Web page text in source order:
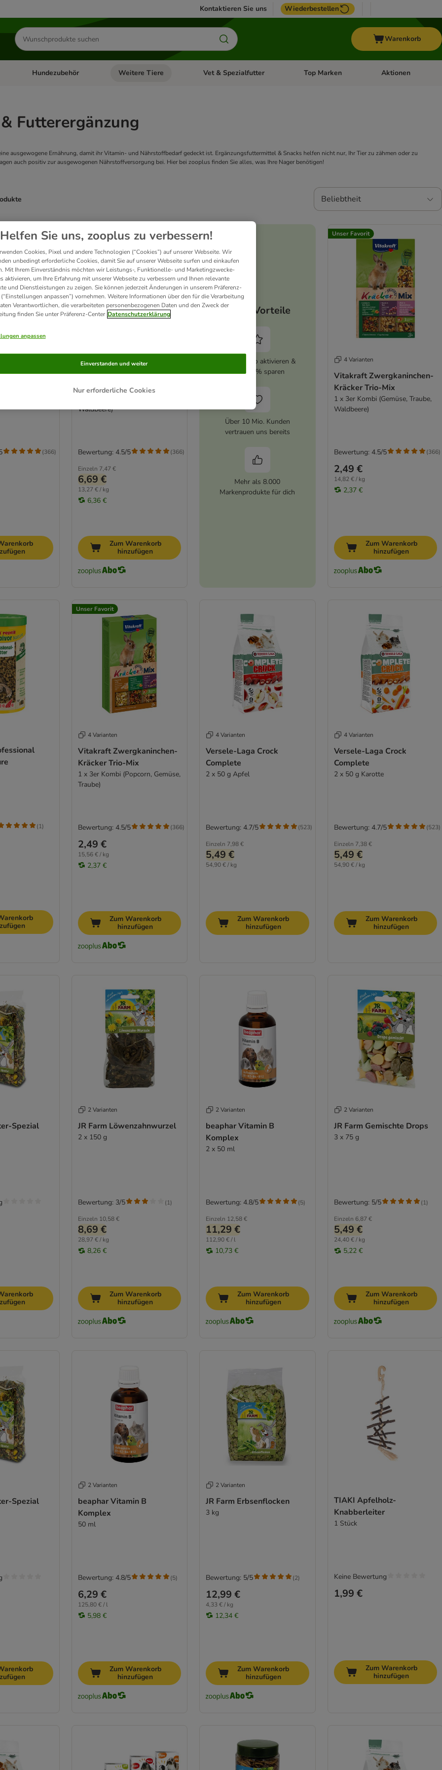
Kontaktieren Sie uns Wiederbestellen
Produkte
suchen
Warenkorb
Katzenzubehör
Kategorie-Menü öffnen: Hundefutter
Hundezubehör Kategorie-Menü öffnen: Hundezubehör
Weitere Tiere Kategorie-Menü öffnen: Weitere Tiere
Vet & Spezialfutter Kategorie-Menü öffnen: Vet & Spezialfutter
Top Marken Kategorie-Menü
Aktionen
Futterergänzung
ausgewogene Ernährung, damit ihr Vitamin- und Nährstoffbedarf gedeckt ist. Ergänzungsfuttermittel & Snacks helfen nicht nur, Ihr Tier zu zähmen oder zu
auch positiv zur ausgewogenen Nährstoffversorgung bei. Hier bei zooplus finden Sie alles, was Ihre Nager benötigen!
Beliebtheit
been changed
Gemüse,
(366)
Unser Favorit
Vitakraft Zwergkaninchen-
Kräcker Trio-Mix
Waldbeere)
Einzeln 7,47 €
6,69 €
13,27 € / kg
6,36 €
Bewertung: 4.5/5 (366)
Zum Warenkorb
hinzufügen
Deine Vorteile
zooplus Abo aktivieren &
immer 5% sparen
Über 10 Mio. Kunden
vertrauen uns bereits
Mehr als 8.000
Markenprodukte für dich
Unser Favorit
4 Varianten
Vitakraft Zwergkaninchen-
Kräcker Trio-Mix
1 x 3er Kombi (Gemüse, Traube,
Waldbeere)
2,49 €
14,82 € / kg
2,37 €
Bewertung: 4.5/5 (366)
Zum Warenkorb
hinzufügen
(1)
Unser Favorit
4 Varianten
Vitakraft Zwergkaninchen-
Kräcker Trio-Mix
1 x 3er Kombi (Popcorn, Gemüse,
Traube)
2,49 €
15,56 € / kg
2,37 €
Bewertung: 4.5/5 (366)
Zum Warenkorb
hinzufügen
4 Varianten
Versele-Laga Crock
Complete
2 x 50 g Apfel
Einzeln 7,98 €
5,49 €
54,90 € / kg
Bewertung: 4.7/5 (523)
Zum Warenkorb
hinzufügen
4 Varianten
Versele-Laga Crock
Complete
2 x 50 g Karotte
Einzeln 7,38 €
5,49 €
54,90 € / kg
Bewertung: 4.7/5 (523)
Zum Warenkorb
hinzufügen
Spezial
2 Varianten
JR Farm Löwenzahnwurzel
2 x 150 g
Einzeln 10,58 €
8,69 €
28,97 € / kg
8,26 €
Bewertung: 3/5 (1)
Zum Warenkorb
hinzufügen
2 Varianten
beaphar Vitamin B
Komplex
2 x 50 ml
Einzeln 12,58 €
11,29 €
112,90 € / l
10,73 €
Bewertung: 4.8/5 (5)
Zum Warenkorb
hinzufügen
2 Varianten
JR Farm Gemischte Drops
3 x 75 g
Einzeln 6,87 €
5,49 €
24,40 € / kg
5,22 €
Bewertung: 5/5 (1)
Zum Warenkorb
hinzufügen
Spezial
2 Varianten
beaphar Vitamin B
Komplex
50 ml
6,29 €
125,80 € / l
5,98 €
Bewertung: 4.8/5 (5)
Zum Warenkorb
hinzufügen
2 Varianten
JR Farm Erbsenflocken
3 kg
12,99 €
4,33 € / kg
12,34 €
Bewertung: 5/5 (2)
Zum Warenkorb
hinzufügen
TIAKI Apfelholz-
Knabberleiter
1 Stück
1,99 €
Keine Bewertung
Zum Warenkorb
hinzufügen
Helfen Sie uns, zooplus zu verbessern!
Cookies, Pixel und andere Technologien (“Cookies”) auf unserer Webseite. Wir
unbedingt erforderliche Cookies, damit Sie auf unserer Webseite surfen und einkaufen
Mit Ihrem Einverständnis möchten wir Leistungs-, Funktionelle- und Marketingzwecke-
aktivieren, um Ihre Erfahrung mit unserer Webseite zu verbessern und Ihnen relevante
und Dienstleistungen zu zeigen. Sie können jederzeit Änderungen in unserem Präferenz-
anpassen”) vornehmen. Weitere Informationen über den für die Verarbeitung
Verantwortlichen, die verarbeiteten personenbezogenen Daten und den Zweck der
finden Sie unter Präferenz-Center Datenschutzerklärung
anpassen
Nur erforderliche Cookies
Einverstanden und weiter